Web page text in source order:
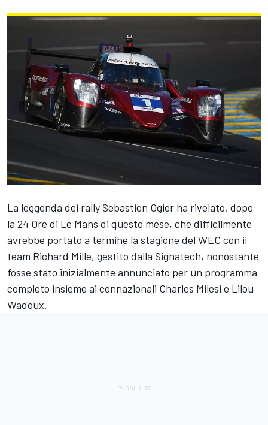
La leggenda dei rally Sebastien Ogier ha rivelato, dopo
la 24 Ore di Le Mans di questo mese, che difficilmente
avrebbe portato a termine la stagione del WEC con il
team Richard Mille, gestito dalla Signatech, nonostante
fosse stato inizialmente annunciato per un programma
completo insieme ai connazionali Charles Milesi e Lilou
Wadoux.